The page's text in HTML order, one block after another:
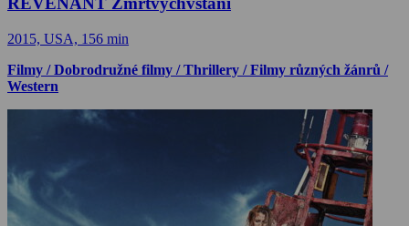
2015, USA, 156 min
Filmy / Dobrodružné filmy / Thrillery / Filmy různých žánrů /
Western